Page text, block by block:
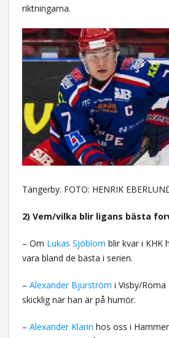
riktningarna.
Tängerby. FOTO: HENRIK
2) Vem/vilka blir ligans bästa
– Om Lukas Sjöblom blir kvar i KHK
vara bland de bästa i serien.
– Alexander Bjurström i Visby/
skicklig när han är på humör.
– Alexander Klarin hos oss i